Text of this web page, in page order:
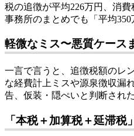
税の追徴が平均226万円、消
事務所のまとめでも「平均
軽微なミス〜悪質ケース
一言で言うと、追徴税額のレ
な経費計上ミスや源泉徴収漏
告、仮装・隠ぺいと判断され
「本税＋加算税＋延滞